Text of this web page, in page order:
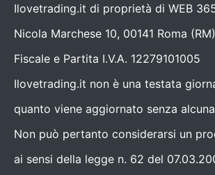
Ilovetrading.it di proprietà di WEB
Nicola Marchese 10, 00141 Roma
Fiscale e Partita I.V.A. 12279101005
Ilovetrading.it non è una testata
quanto viene aggiornato senza
Non può pertanto considerarsi un
ai sensi della legge n. 62 del